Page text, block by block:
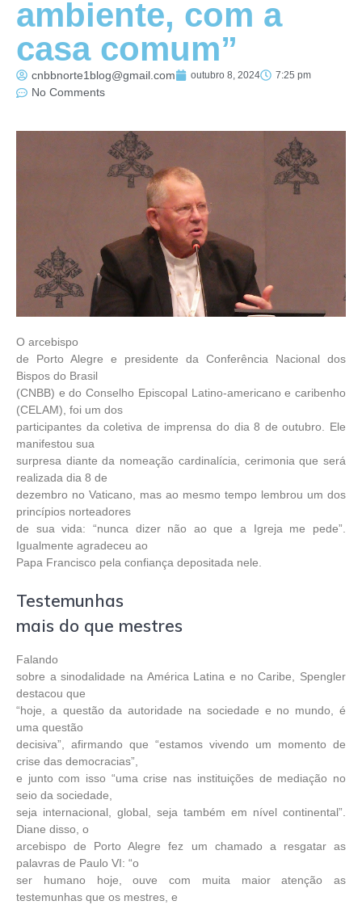
ambiente, com a
casa comum”
cnbbnorte1blog@gmail.com outubro 8, 2024 7:25 pm
No Comments
O arcebispo
de Porto Alegre e presidente da Conferência Nacional dos
Bispos do Brasil
(CNBB) e do Conselho Episcopal Latino-americano e caribenho
(CELAM), foi um dos
participantes da coletiva de imprensa do dia 8 de outubro. Ele
manifestou sua
surpresa diante da nomeação cardinalícia, cerimonia que será
realizada dia 8 de
dezembro no Vaticano, mas ao mesmo tempo lembrou um dos
princípios norteadores
de sua vida: “nunca dizer não ao que a Igreja me pede”.
Igualmente agradeceu ao
Papa Francisco pela confiança depositada nele.
Testemunhas
mais do que mestres
Falando
sobre a sinodalidade na América Latina e no Caribe, Spengler
destacou que
“hoje, a questão da autoridade na sociedade e no mundo, é
uma questão
decisiva”, afirmando que “estamos vivendo um momento de
crise das democracias”,
e junto com isso “uma crise nas instituições de mediação no
seio da sociedade,
seja internacional, global, seja também em nível continental”.
Diane disso, o
arcebispo de Porto Alegre fez um chamado a resgatar as
palavras de Paulo VI: “o
ser humano hoje, ouve com muita maior atenção as
testemunhas que os mestres, e